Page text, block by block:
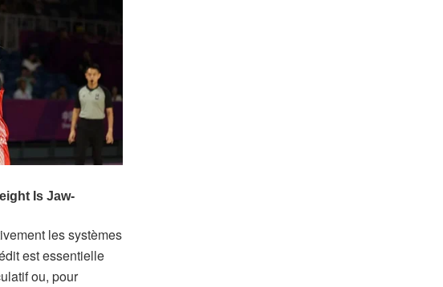
les systèmes
est essentielle
ou, pour